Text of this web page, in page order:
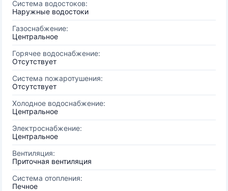
Система водостоков:
Наружные водостоки
Газоснабжение:
Центральное
Горячее водоснабжение:
Отсутствует
Система пожаротушения:
Отсутствует
Холодное водоснабжение:
Центральное
Электроснабжение:
Центральное
Вентиляция:
Приточная вентиляция
Система отопления:
Печное